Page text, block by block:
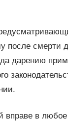
после смерти
дарению
вправе в